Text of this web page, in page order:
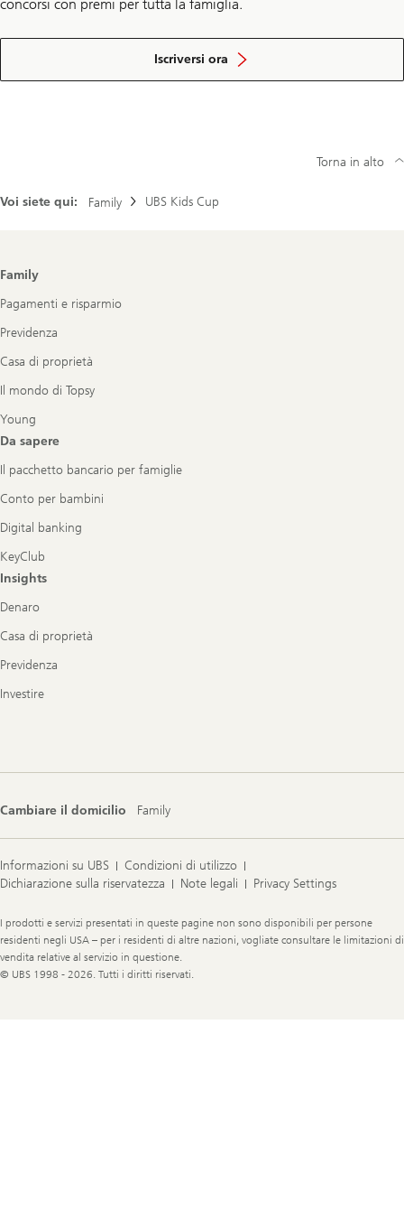
concorsi con premi per tutta la famiglia.
Iscriversi ora
alla
Voi siete qui: Family UBS Kids Cup
Torna in alto
Footer
Navigation
Family
Pagamenti e risparmio
Previdenza
Casa di proprietà
Il mondo di Topsy
Young
Da sapere
Il pacchetto bancario per famiglie
Conto per bambini
Digital banking
KeyClub
Insights
Denaro
Casa di proprietà
Previdenza
Investire
Cambiare il domicilio Family
Informazioni su UBS
Condizioni di utilizzo
Dichiarazione sulla riservatezza
Note legali Privacy Settings
Legal
Information
I prodotti e servizi presentati in queste pagine non sono disponibili per persone
residenti negli USA – per i residenti di altre nazioni, vogliate consultare le limitazioni di
vendita relative al servizio in questione.
© UBS 1998 - 2026. Tutti i diritti riservati.